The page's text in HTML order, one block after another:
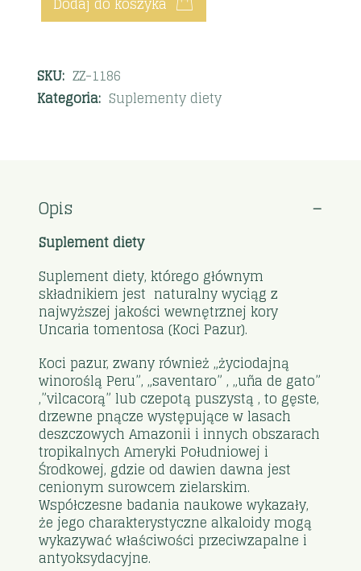
SKU: ZZ-1186
Kategoria: Suplementy diety
Opis
Suplement diety
Suplement diety, którego głównym
składnikiem jest naturalny wyciąg z
najwyższej jakości wewnętrznej kory
Uncaria tomentosa (Koci Pazur).
Koci pazur, zwany również „życiodajną
winoroślą Peru”, „saventaro” , „uña de gato”
,”vilcacorą” lub czepotą puszystą , to gęste,
drzewne pnącze występujące w lasach
deszczowych Amazonii i innych obszarach
tropikalnych Ameryki Południowej i
Środkowej, gdzie od dawien dawna jest
cenionym surowcem zielarskim.
Współczesne badania naukowe wykazały,
że jego charakterystyczne alkaloidy mogą
wykazywać właściwości przeciwzapalne i
antyoksydacyjne.